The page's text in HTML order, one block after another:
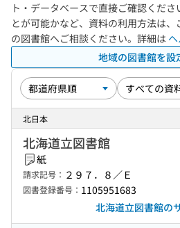
ト・データベースで直接ご確認くだ
とが可能かなど、資料の利用方法は、
の図書館へご相談ください。詳細は
地域の図書館を設
北日本
北海道立図書館
紙
請求記号： ２９７．８／Ｅ
図書登録番号： 1105951683
北海道立図書館の